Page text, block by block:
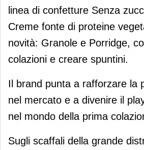
linea di confetture Senza
Creme fonte di proteine
novità: Granole e Porridge,
colazioni e creare spuntini.
Il brand punta a rafforzare la
nel mercato e a divenire il
nel mondo della prima
Sugli scaffali della grande